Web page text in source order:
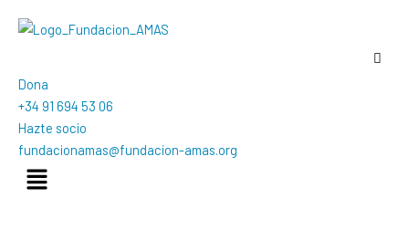
al
Dona
+34 91 694 53 06
Hazte socio
fundacionamas@fundacion-amas.org
Menú